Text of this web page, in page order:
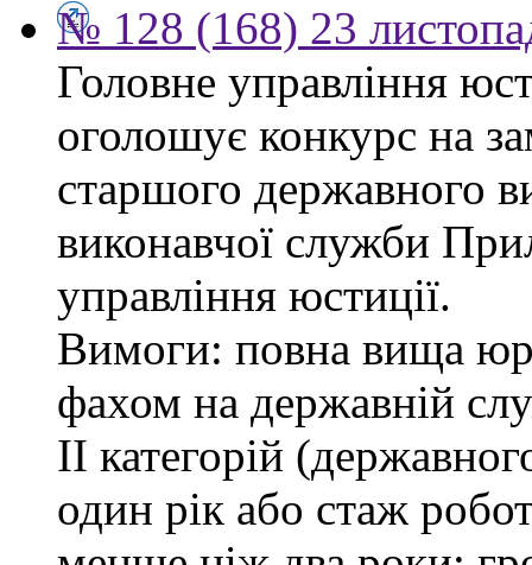
№ 128 (168) 23
Головне управління
оголошує конкурс на
старшого державного
виконавчої служби
управління юстиції.
Вимоги: повна вища
фахом на державній
ІІ категорій
один рік або стаж